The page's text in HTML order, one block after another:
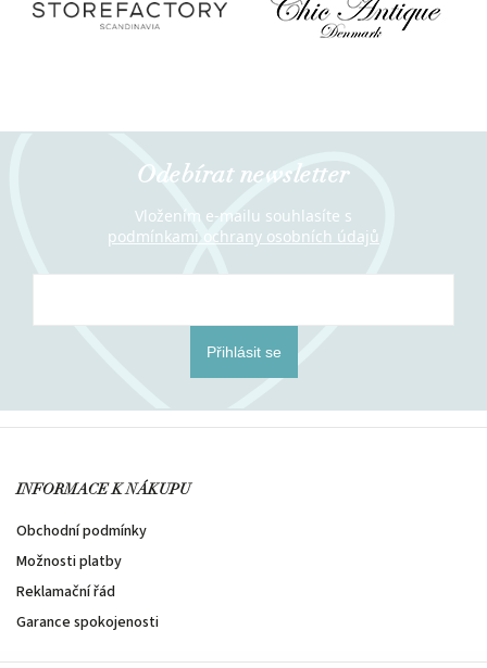
Odebírat newsletter
Vložením e-mailu souhlasíte s
podmínkami ochrany osobních údajů
Přihlásit se
INFORMACE K NÁKUPU
Obchodní podmínky
Možnosti platby
Reklamační řád
Garance spokojenosti